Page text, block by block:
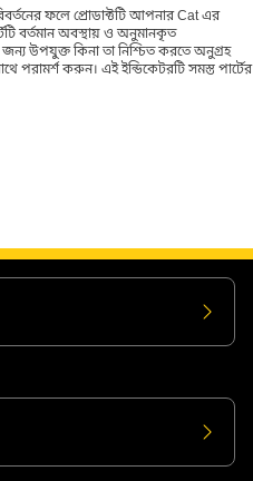
ফলে প্রোডাক্টটি আপনার Cat এর
বর্তমান অবস্থায় ও অনুমানকৃত
উপযুক্ত কিনা তা নিশ্চিত করতে অনুগ্রহ
পরামর্শ করুন। এই ইন্ডিকেটরটি সমস্ত পার্টের